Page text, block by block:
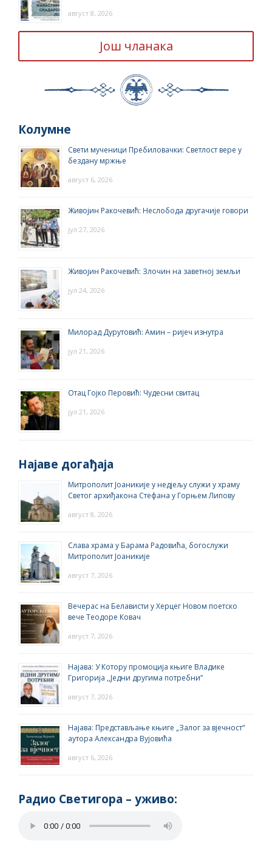
август 8, 2026
Још чланака
Колумне
Свети мученици Пребиловачки: Светлост вере у
бездану мржње
август 6, 2026
Живојин Ракочевић: Неслобода другачије говори
јул 27, 2026
Живојин Ракочевић: Злочин на заветној земљи
јул 24, 2026
Милорад Дурутовић: Амин – ријеч изнутра
јул 21, 2026
Отац Гојко Перовић: Чудесни свитац
јул 21, 2026
Најаве догађаја
Митрополит Јоаникије у недјељу служи у храму
Светог архиђакона Стефана у Горњем Липову
август 8, 2026
Слава храма у Барама Радовића, богослужи
Митрополит Јоаникије
август 7, 2026
Вечерас на Белависти у Херцег Новом поетско
вече Теодоре Ковач
август 7, 2026
Најава: У Котору промоција књиге Владике
Григорија ,,Једни другима потребни”
август 7, 2026
Најава: Представљање књиге „Залог за вјечност“
аутора Александра Вујовића
август 6, 2026
Радио Светигора – yживо: